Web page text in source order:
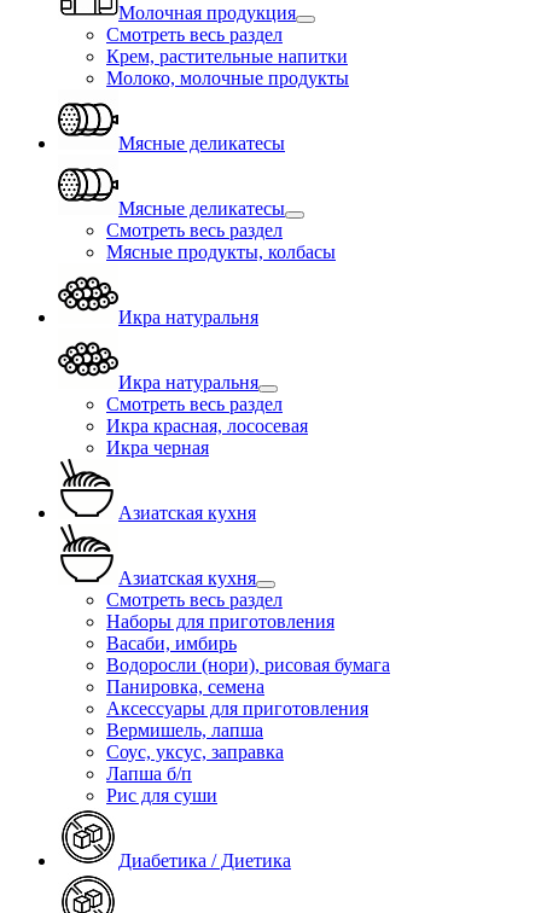
Молочная продукция
Смотреть весь раздел
Крем, растительные напитки
Молоко, молочные продукты
Мясные деликатесы
Мясные деликатесы
Смотреть весь раздел
Мясные продукты, колбасы
Икра натуральня
Икра натуральня
Смотреть весь раздел
Икра красная, лососевая
Икра черная
Азиатская кухня
Азиатская кухня
Смотреть весь раздел
Наборы для приготовления
Васаби, имбирь
Водоросли (нори), рисовая бумага
Панировка, семена
Аксессуары для приготовления
Вермишель, лапша
Соус, уксус, заправка
Лапша б/п
Рис для суши
Диабетика / Диетика